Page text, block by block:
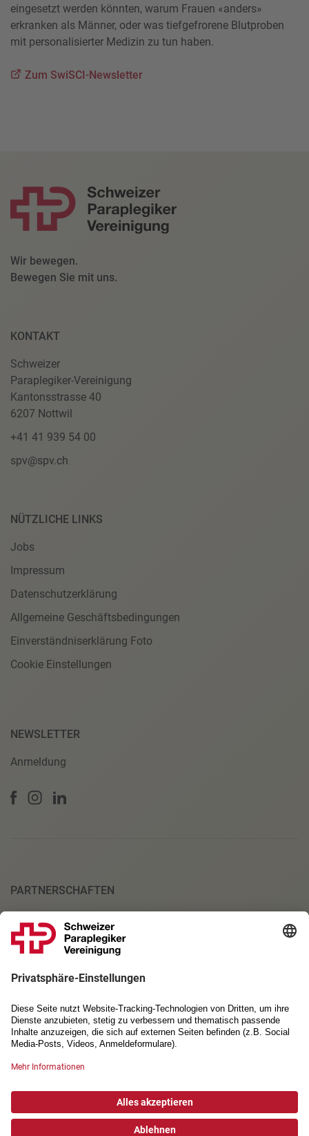
eingesetzt werden könnten, warum Frauen «anders»
erkranken als Männer, oder was tiefgefrorene Blutproben
mit personalisierter Medizin zu tun haben.
Zum SwiSCI-Newsletter
Wir bewegen.
Bewegen Sie mit uns.
KONTAKT
Schweizer
Paraplegiker-Vereinigung
Kantonsstrasse 40
6207 Nottwil
+41 41 939 54 00
spv@spv.ch
NÜTZLICHE LINKS
Jobs
Impressum
Datenschutzerklärung
Allgemeine Geschäftsbedingungen
Einverständniserklärung Foto
Cookie Einstellungen
NEWSLETTER
Anmeldung
PARTNERSCHAFTEN